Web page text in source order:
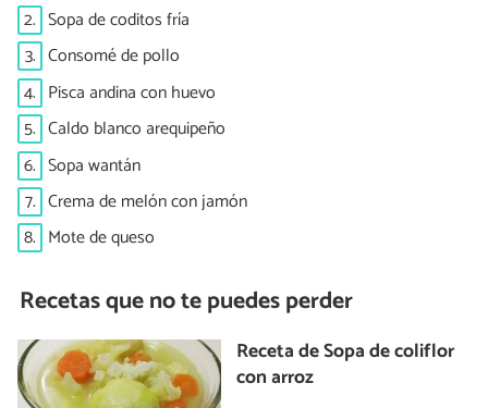
2. Sopa de coditos fría
3. Consomé de pollo
4. Pisca andina con huevo
5. Caldo blanco arequipeño
6. Sopa wantán
7. Crema de melón con jamón
8. Mote de queso
Recetas que no te puedes perder
Receta de Sopa de coliflor
con arroz